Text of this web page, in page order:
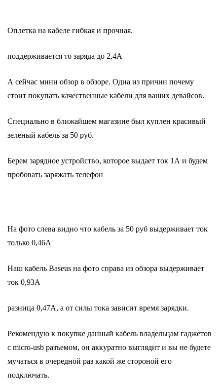
Оплетка на кабеле гибкая и прочная.
поддерживается то заряда до 2,4А
А сейчас мини обзор в обзоре. Одна из причин почему
стоит покупать качественные кабели для ваших девайсов.
Специально в ближайшем магазине был куплен красивый
зеленый кабель за 50 руб.
Берем зарядное устройство, которое выдает ток 1А и будем
пробовать заряжать телефон
На фото слева видно что кабель за 50 руб выдерживает ток
только 0,46А
Наш кабель Baseus на фото справа из обзора выдерживает
ток 0,93А
разница 0,47А, а от силы тока зависит время зарядки.
Рекомендую к покупке данный кабель владельцам гаджетов
с micro-usb разъемом, он аккуратно выглядит и вы не будете
мучаться в очередной раз какой же стороной его
подключать.